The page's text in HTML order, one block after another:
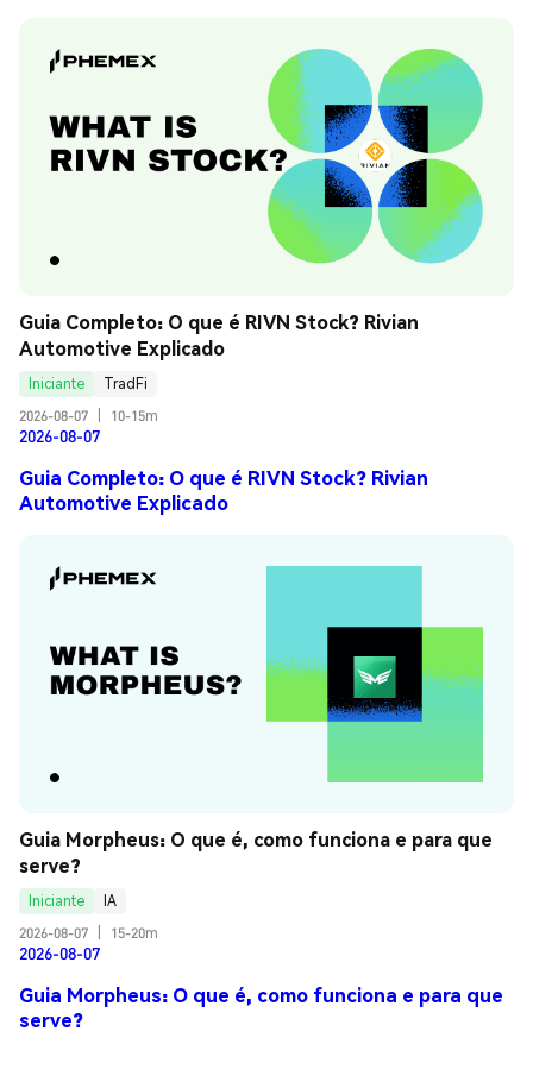
Guia Completo: O que é RIVN Stock? Rivian
Automotive Explicado
Iniciante
TradFi
2026-08-07
10-15m
2026-08-07
Guia Completo: O que é RIVN Stock? Rivian
Automotive Explicado
Guia Morpheus: O que é, como funciona e para que
serve?
Iniciante
IA
2026-08-07
15-20m
2026-08-07
Guia Morpheus: O que é, como funciona e para que
serve?